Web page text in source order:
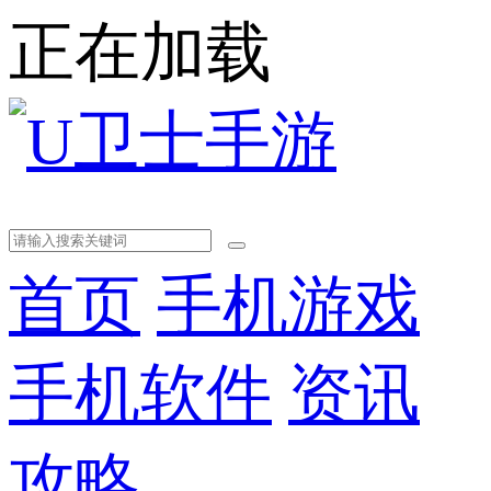
正在加载
首页 手机游戏
手机软件 资讯